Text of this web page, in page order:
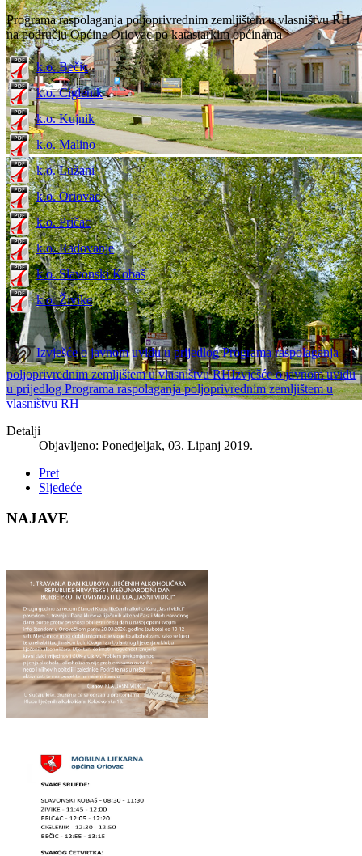
Programa raspolaganja poljoprivrednim zemljištem u vlasništvu RH
na području Općine Oriovac po katastarkim općinama
k.o. Bečic
k.o. Ciglenik
k.o. Kujnik
k.o. Malino
k.o. Lužani
k.o. Oriovac
k.o. Pričac
k.o. Radovanje
k.o. Slavonski Kobaš
k.o. Živike
Izvješće o javnom uvidu u prijedlog Programa raspolaganja
poljoprivrednim zemljištem u vlasništvu RHIzvješće o javnom uvidu
u prijedlog Programa raspolaganja poljoprivrednim zemljištem u
vlasništvu RH
Detalji
Objavljeno: Ponedjeljak, 03. Lipanj 2019.
Pret
Sljedeće
NAJAVE